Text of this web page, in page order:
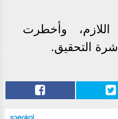
وأخطرت
التحقيق.